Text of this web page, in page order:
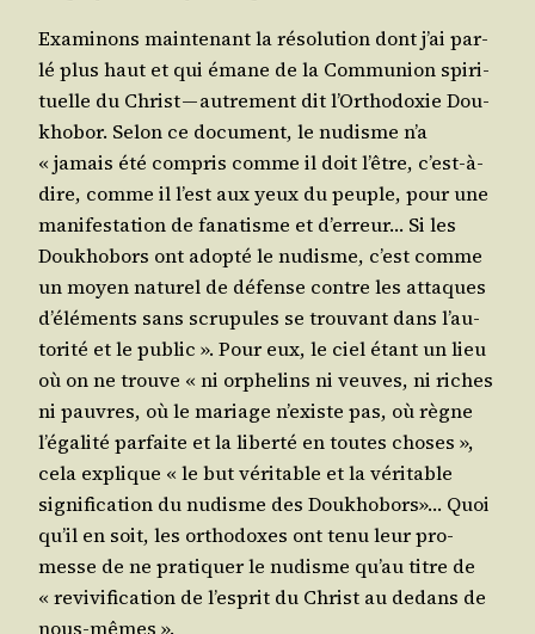
Exa­mi­nons main­te­nant la réso­lu­tion dont j’ai par­
lé plus haut et qui émane de la Com­mu­nion spi­ri­
tuelle du Christ — autre­ment dit l’Or­tho­doxie Dou­
kho­bor. Selon ce docu­ment, le nudisme n’a
« jamais été com­pris comme il doit l’être, c’est-à-
dire, comme il l’est aux yeux du peuple, pour une
mani­fes­ta­tion de fana­tisme et d’er­reur… Si les
Dou­kho­bors ont adop­té le nudisme, c’est comme
un moyen natu­rel de défense contre les attaques
d’élé­ments sans scru­pules se trou­vant dans l’au­
to­ri­té et le public ». Pour eux, le ciel étant un lieu
où on ne trouve « ni orphe­lins ni veuves, ni riches
ni pauvres, où le mariage n’existe pas, où règne
l’é­ga­li­té par­faite et la liber­té en toutes choses »,
cela explique « le but véri­table et la véri­table
signi­fi­ca­tion du nudisme des Dou­kho­bors»… Quoi
qu’il en soit, les ortho­doxes ont tenu leur pro­
messe de ne pra­ti­quer le nudisme qu’au titre de
« revi­vi­fi­ca­tion de l’es­prit du Christ au dedans de
nous-mêmes ».